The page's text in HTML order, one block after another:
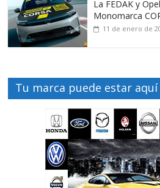
La FEDAK y
Monomarca
11 de enero de
Tu marca puede estar aquí